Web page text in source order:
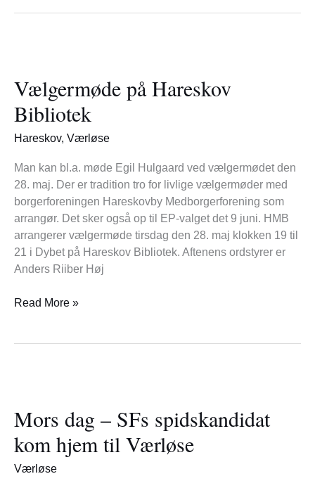
Vælgermøde på Hareskov
Bibliotek
Hareskov, Værløse
Man kan bl.a. møde Egil Hulgaard ved vælgermødet den
28. maj. Der er tradition tro for livlige vælgermøder med
borgerforeningen Hareskovby Medborgerforening som
arrangør. Det sker også op til EP-valget det 9 juni. HMB
arrangerer vælgermøde tirsdag den 28. maj klokken 19 til
21 i Dybet på Hareskov Bibliotek. Aftenens ordstyrer er
Anders Riiber Høj
Hareskov
Bibliotek
Read More »
Mors dag – SFs spidskandidat
kom hjem til Værløse
Værløse
–
SFs
spidskandidat
kom